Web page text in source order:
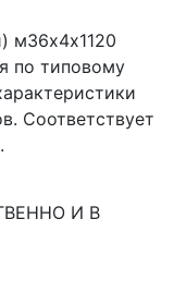
м36х4х1120
по типовому
Соответствует
И В